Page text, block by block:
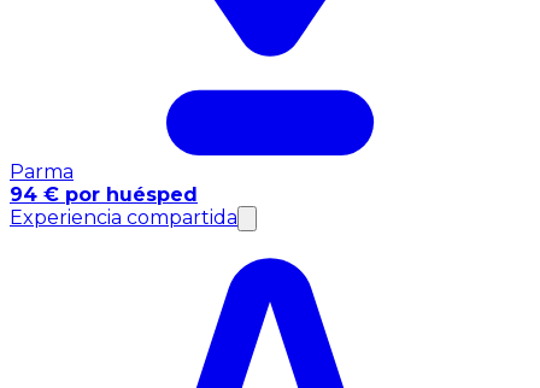
Parma
94 € por huésped
Experiencia compartida